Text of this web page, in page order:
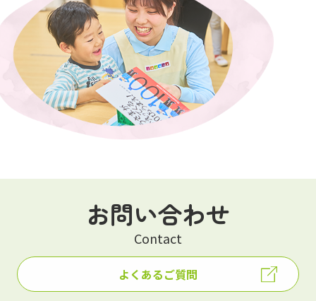
お問い合わせ
Contact
よくあるご質問